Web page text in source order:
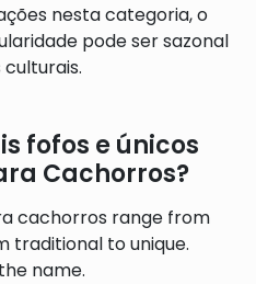
nesta categoria, o
pode ser sazonal
fofos e únicos
Cachorros?
cachorros range from
traditional to unique.
name.